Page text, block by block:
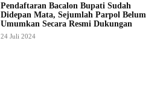
Pendaftaran Bacalon Bupati Sudah
Didepan Mata, Sejumlah Parpol Belum
Umumkan Secara Resmi Dukungan
24 Juli 2024